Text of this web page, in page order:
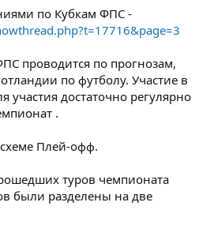
по Кубкам ФПС -
проводится по прогнозам,
по футболу. Участие в
участия достаточно регулярно
.
Плей-офф.
туров чемпионата
были разделены на две